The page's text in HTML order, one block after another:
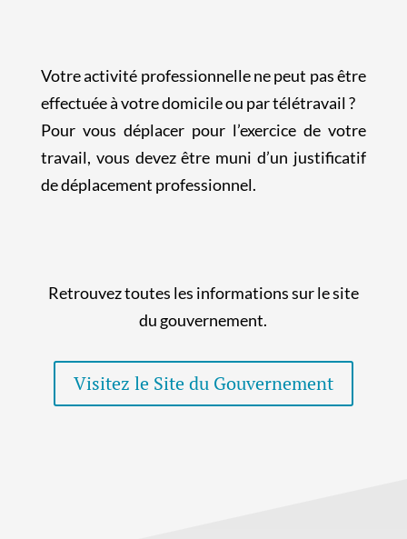
Votre activité professionnelle ne peut pas être
effectuée à votre domicile ou par télétravail ?
Pour vous déplacer pour l’exercice de votre
travail, vous devez être muni d’un justificatif
de déplacement professionnel.
Retrouvez toutes les informations sur le site
du gouvernement.
Visitez le Site du Gouvernement